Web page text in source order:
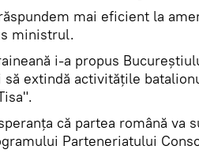
mai eficient la
ministrul.
i-a propus
extindă activitățile
că partea română va
Parteneriatului